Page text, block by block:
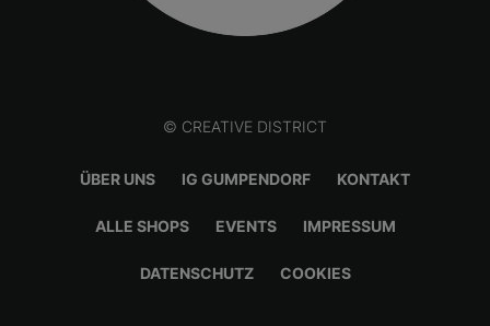
© CREATIVE DISTRICT
ÜBER UNS IG GUMPENDORF KONTAKT
ALLE SHOPS EVENTS IMPRESSUM
DATENSCHUTZ COOKIES